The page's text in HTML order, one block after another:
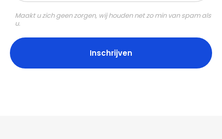
Maakt u zich geen zorgen, wij houden net zo min van spam als
u.